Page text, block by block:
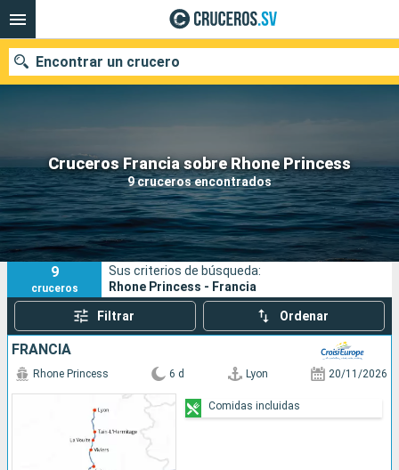
Cruceros Francia sobre Rhone Princess
9 cruceros encontrados
Encontrar un crucero
Nuestros destinos
Fecha de salida
Puertos Compañías
Buscar
9
cruceros
Sus criterios de búsqueda:
Rhone Princess - Francia
Filtrar Ordenar
FRANCIA
Rhone Princess 6 d Lyon 20/11/2026
Comidas incluidas